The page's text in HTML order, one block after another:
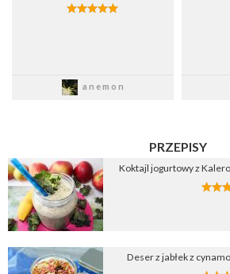
anemon
Zapisz
PRZEPISY
Koktajl jogurtowy z
Deser z jabłek z